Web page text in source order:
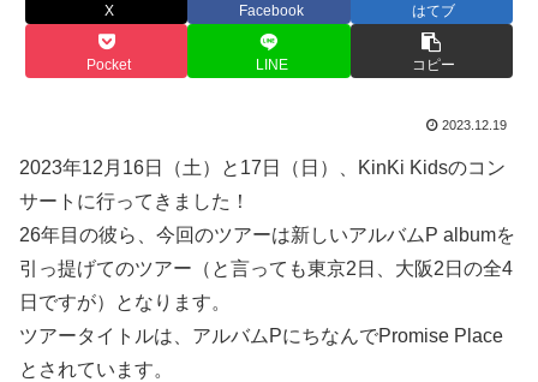
X Facebook はてブ
Pocket LINE コピー
2023.12.19
2023年12月16日（土）と17日（日）、KinKi Kidsのコン
サートに行ってきました！
26年目の彼ら、今回のツアーは新しいアルバムP albumを
引っ提げてのツアー（と言っても東京2日、大阪2日の全4
日ですが）となります。
ツアータイトルは、アルバムPにちなんでPromise Place
とされています。